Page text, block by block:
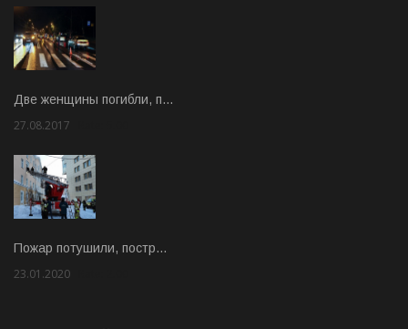
Две женщины погибли, п…
27.08.2017
Пожар потушили, постр…
23.01.2020